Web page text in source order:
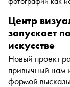
Центр
запускает
искусстве
Новый проект
привычный нам
формой